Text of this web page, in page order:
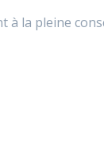
à la pleine